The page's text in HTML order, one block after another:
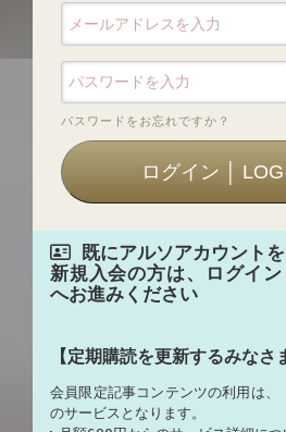
パスワードをお忘れですか？
既にアルソアカウント
新規入会の方は、ログイ
へお進みください
【定期購読を更新するみなさ
会員限定記事コンテンツの利用は、
のサービスとなります。